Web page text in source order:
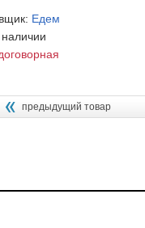
Едем
наличии
предыдущий товар